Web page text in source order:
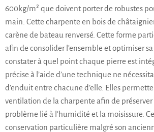
600kg/m² que doivent porter de robustes
main. Cette charpente en bois de
carène de bateau renversé. Cette forme
afin de consolider l’ensemble et optimiser
constater à quel point chaque pierre est
précise à l’aide d’une technique ne
d’enduit entre chacune d’elle. Elles
ventilation de la charpente afin de préserver
problème lié à l’humidité et la moisissure.
conservation particulière malgré son